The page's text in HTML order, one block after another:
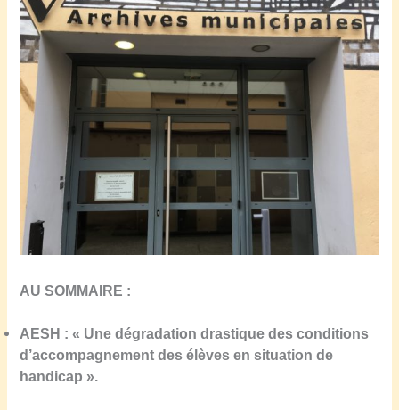
AU SOMMAIRE :
A ESH : « Une dégradation drastique des conditions
d’accompagnement des élèves en situation de
handicap ».